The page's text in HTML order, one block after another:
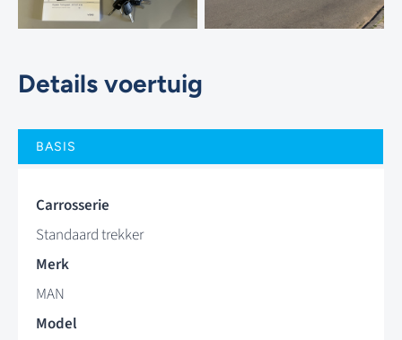
Details voertuig
BASIS
Carrosserie
Standaard trekker
Merk
MAN
Model